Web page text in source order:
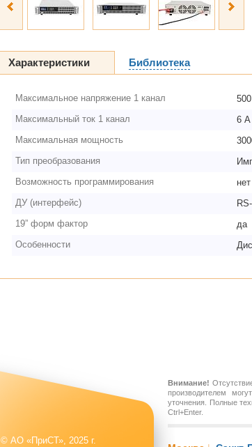
Характеристики Библиотека
Максимальное напряжение 1 канал
Максимальный ток 1 канал
6 А
Максимальная мощность
Тип преобразования
Возможность программирования
нет
ДУ (интерфейс)
19” форм фактор
да
Особенности
Внимание!
производителем
уточнения. Полные
Ctrl+Enter.
© АО «ПриСТ», 2025 г.